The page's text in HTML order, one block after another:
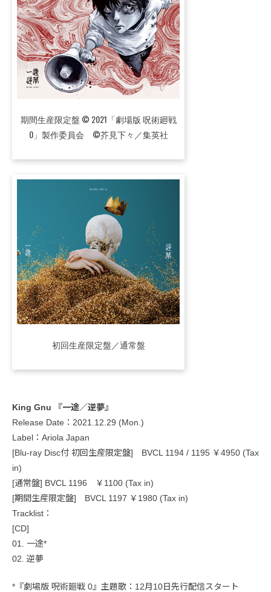
期間生産限定盤 © 2021「劇場版 呪術廻戦
0」製作委員会 ©芥見下々／集英社
初回生産限定盤／通常盤
King Gnu 『一途／逆夢』
Release Date：2021.12.29 (Mon.)
Label：Ariola Japan
[Blu-ray Disc付 初回生産限定盤] BVCL 1194 / 1195 ￥4950 (Tax
in)
[通常盤] BVCL 1196 ￥1100 (Tax in)
[期間生産限定盤] BVCL 1197 ￥1980 (Tax in)
Tracklist：
[CD]
01. 一途*
02. 逆夢
*『劇場版 呪術廻戦 0』主題歌：12月10日先行配信スタート